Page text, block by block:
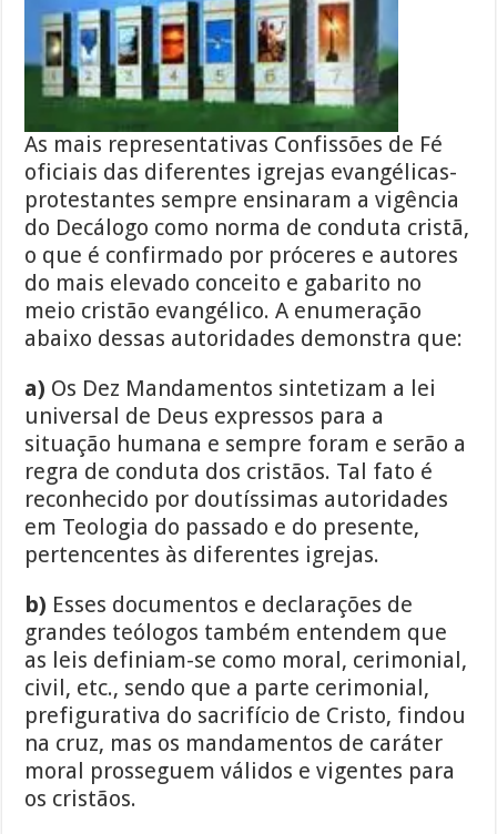
As mais representativas Confissões de Fé
oficiais das diferentes igrejas evangélicas-
protestantes sempre ensinaram a vigência
do Decálogo como norma de conduta cristã,
o que é confirmado por próceres e autores
do mais elevado conceito e gabarito no
meio cristão evangélico. A enumeração
abaixo dessas autoridades demonstra que:
a) Os Dez Mandamentos sintetizam a lei
universal de Deus expressos para a
situação humana e sempre foram e serão a
regra de conduta dos cristãos. Tal fato é
reconhecido por doutíssimas autoridades
em Teologia do passado e do presente,
pertencentes às diferentes igrejas.
b) Esses documentos e declarações de
grandes teólogos também entendem que
as leis definiam-se como moral, cerimonial,
civil, etc., sendo que a parte cerimonial,
prefigurativa do sacrifício de Cristo, findou
na cruz, mas os mandamentos de caráter
moral prosseguem válidos e vigentes para
os cristãos.